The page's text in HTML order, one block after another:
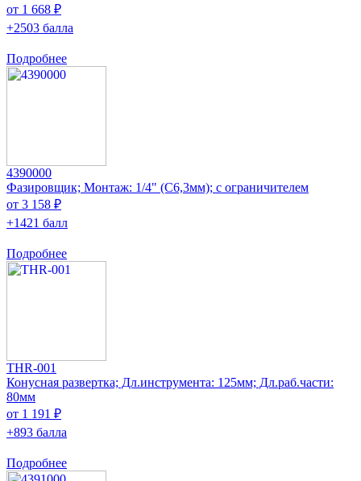
от 1 668 ₽
+2503 балла
Подробнее
4390000
Фазировщик; Монтаж: 1/4" (C6,3мм); с ограничителем
от 3 158 ₽
+1421 балл
Подробнее
THR-001
Конусная развертка; Дл.инструмента: 125мм; Дл.раб.части:
80мм
от 1 191 ₽
+893 балла
Подробнее